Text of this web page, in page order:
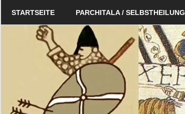
Schildverlag
STARTSEITE PARCHITALA / SELBSTHEILUNG